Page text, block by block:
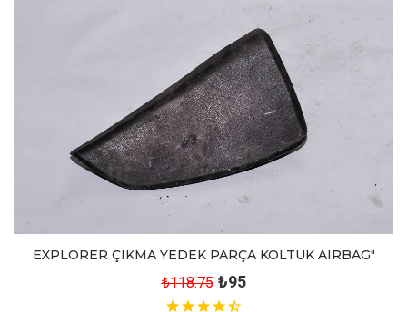
EXPLORER ÇIKMA YEDEK PARÇA KOLTUK AIRBAG"
₺118.75 ₺95